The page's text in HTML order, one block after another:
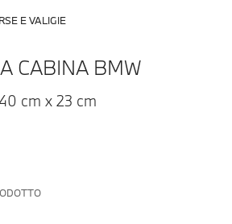
E VALIGIE
CABINA BMW
cm x 23 cm